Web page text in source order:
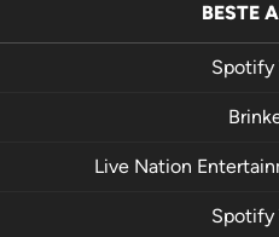
BESTE
Spotify
Live Nation
Spotify